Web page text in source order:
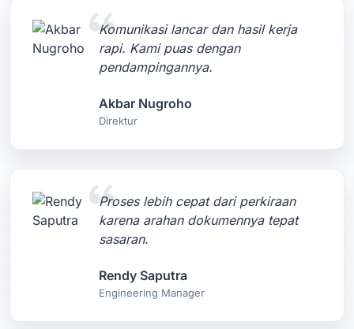
Komunikasi lancar dan hasil kerja
rapi. Kami puas dengan
pendampingannya.
Akbar Nugroho
Direktur
Proses lebih cepat dari perkiraan
karena arahan dokumennya tepat
sasaran.
Rendy Saputra
Engineering Manager